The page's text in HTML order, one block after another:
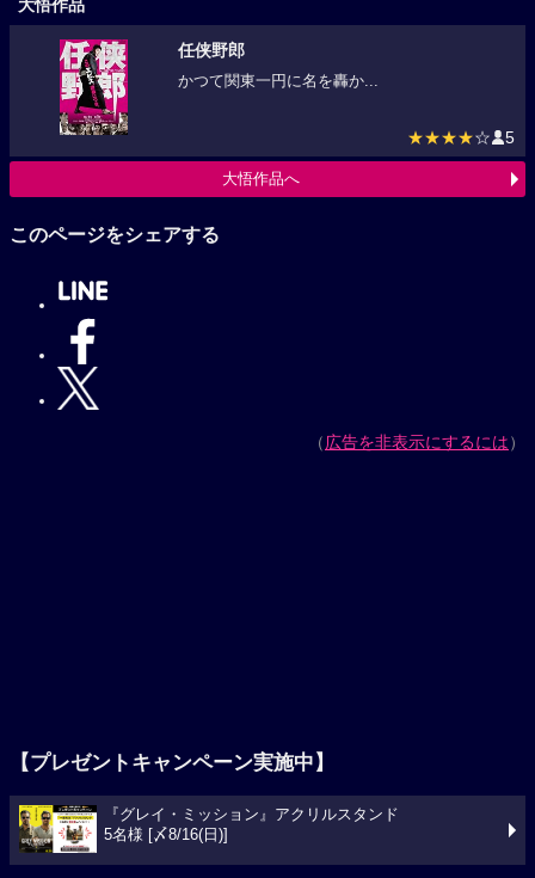
大悟作品
任侠野郎
かつて関東一円に名を轟か...
★★★★ ☆ 5
大悟作品へ
このページをシェアする
5名様 [〆8/16(日)]
今週の映画ランキング